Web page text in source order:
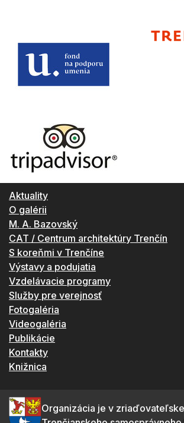
Aktuality
O galérii
M. A. Bazovský
CAT / Centrum architektúry Trenčín
S koreňmi v Trenčíne
Výstavy a podujatia
Vzdelávacie programy
Služby pre verejnosť
Fotogaléria
Videogaléria
Publikácie
Kontakty
Knižnica
Organizácia je v